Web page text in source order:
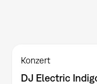
Konzert
DJ Electric